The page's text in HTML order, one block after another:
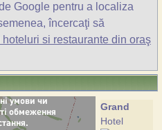
Google pentru a localiza
încercaţi să
si restaurante din oraş
Grand
Hotel